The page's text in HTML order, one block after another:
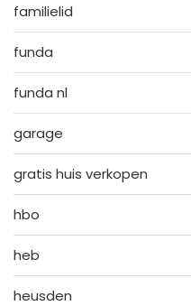
familielid
funda
funda nl
garage
gratis huis verkopen
hbo
heb
heusden